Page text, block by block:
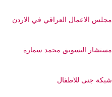
مجلس الاعمال العراقي في الاردن
مستشار التسويق محمد سمارة
شبكة جنى للاطفال